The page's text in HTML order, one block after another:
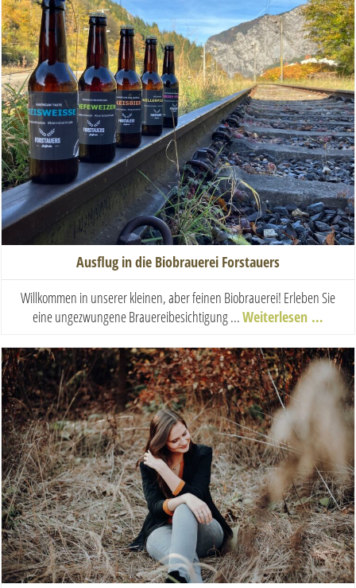
Ausflug in die Biobrauerei Forstauers
Willkommen in unserer kleinen, aber feinen Biobrauerei! Erleben Sie
eine ungezwungene Brauereibesichtigung ...Weiterlesen …